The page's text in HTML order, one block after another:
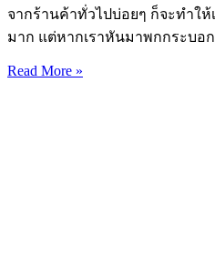
จากร้านค้าทั่วไปบ่อยๆ ก็จะทำใ
มาก แต่หากเราหันมาพกกระบ
Read More »